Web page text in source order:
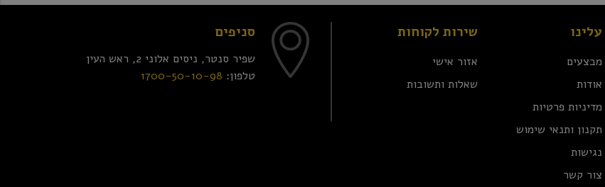
עלינו
מבצעים
אודות
מדיניות פרטיות
תקנון ותנאי שימוש
נגישות
צור קשר
שירות לקוחות
אזור אישי
שאלות ותשובות
סניפים
שפיר סנטר, ניסים אלוני 2, ראש העין
טלפון: 1700-50-10-98